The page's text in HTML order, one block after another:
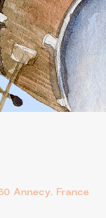
Annecy, France